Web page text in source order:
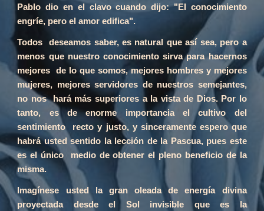
Pablo dio en el clavo cuando dijo: "EI conocimiento
engríe, pero el amor edifica".
Todos deseamos saber, es natural que así sea, pero a
menos que nuestro conocimiento sirva para hacernos
mejores de lo que somos, mejores hombres y mejores
mujeres, mejores servidores de nuestros semejantes,
no nos hará más superiores a la vista de Dios. Por lo
tanto, es de enorme importancia el cultivo del
sentimiento recto y justo, y sinceramente espero que
habrá usted sentido la lección de la Pascua, pues este
es el único medio de obtener el pleno beneficio de la
misma.
Imagínese usted la gran oleada de energía divina
proyectada desde el Sol invisible que es la